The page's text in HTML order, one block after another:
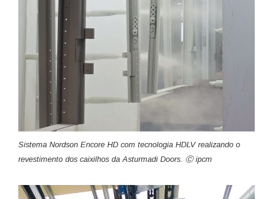
Sistema Nordson Encore HD com tecnologia HDLV realizando o
revestimento dos caixilhos da Asturmadi Doors. Ⓒ ipcm